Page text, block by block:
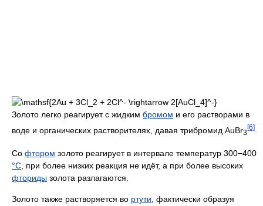
Золото легко реагирует с жидким бромом и его растворами в
воде и органических растворителях, давая трибромид AuBr3
[6]
Со фтором золото реагирует в интервале температур 300−400
°C , при более низких реакция не идёт, а при более высоких
фториды золота разлагаются.
Золото также растворяется во ртути , фактически образуя